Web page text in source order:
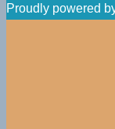
Proudly powered